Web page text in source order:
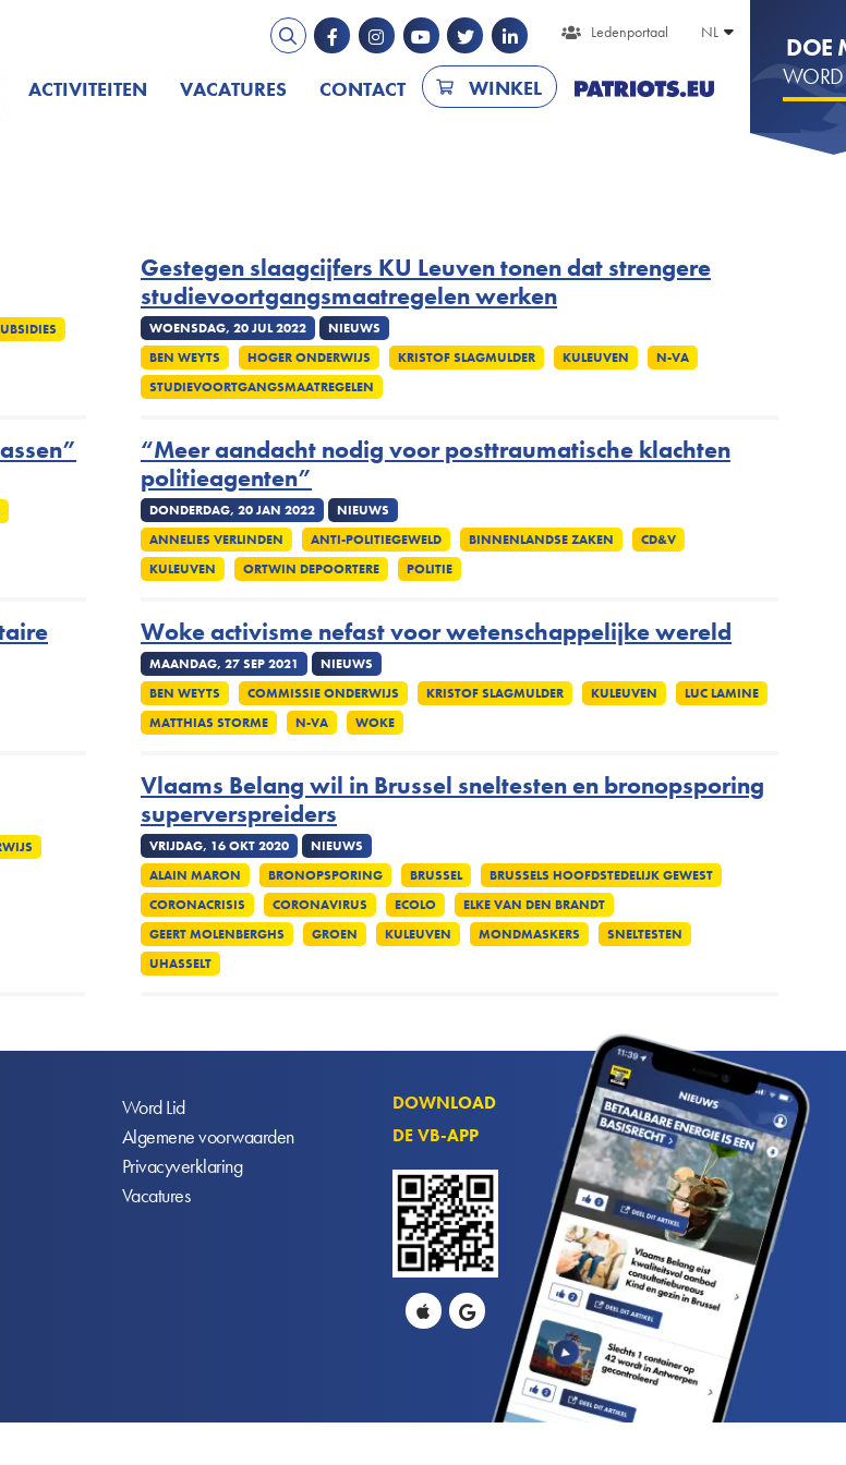
Sluiten
Secondair
Ledenportaal NL
ACTIVITEITEN VACATURES CONTACT WINKEL
DOE
Gestegen slaagcijfers KU Leuven tonen dat strengere
studievoortgangsmaatregelen werken
WOENSDAG, 20 JUL 2022
NIEUWS
BEN WEYTS
HOGER ONDERWIJS KRISTOF SLAGMULDER KULEUVEN
N-VA
STUDIEVOORTGANGSMAATREGELEN
“Meer aandacht nodig voor posttraumatische klachten
politieagenten”
DONDERDAG, 20 JAN 2022
NIEUWS
ANNELIES VERLINDEN
ANTI-POLITIEGEWELD BINNENLANDSE ZAKEN
CD&V
KULEUVEN
ORTWIN DEPOORTERE POLITIE
Woke activisme nefast voor wetenschappelijke wereld
MAANDAG, 27 SEP 2021
NIEUWS
BEN WEYTS
COMMISSIE ONDERWIJS KRISTOF SLAGMULDER KULEUVEN
LUC LAMINE
MATTHIAS STORME
N-VA WOKE
Vlaams Belang wil in Brussel sneltesten en bronopsporing
superverspreiders
VRIJDAG, 16 OKT 2020
NIEUWS
ALAIN MARON
BRONOPSPORING BRUSSEL
BRUSSELS HOOFDSTEDELIJK GEWEST
CORONACRISIS
CORONAVIRUS ECOLO
ELKE VAN DEN BRANDT
GEERT MOLENBERGHS
GROEN KULEUVEN MONDMASKERS
SNELTESTEN
UHASSELT
Word Lid
Algemene voorwaarden
Privacyverklaring
Vacatures
DOWNLOAD
DE VB-APP